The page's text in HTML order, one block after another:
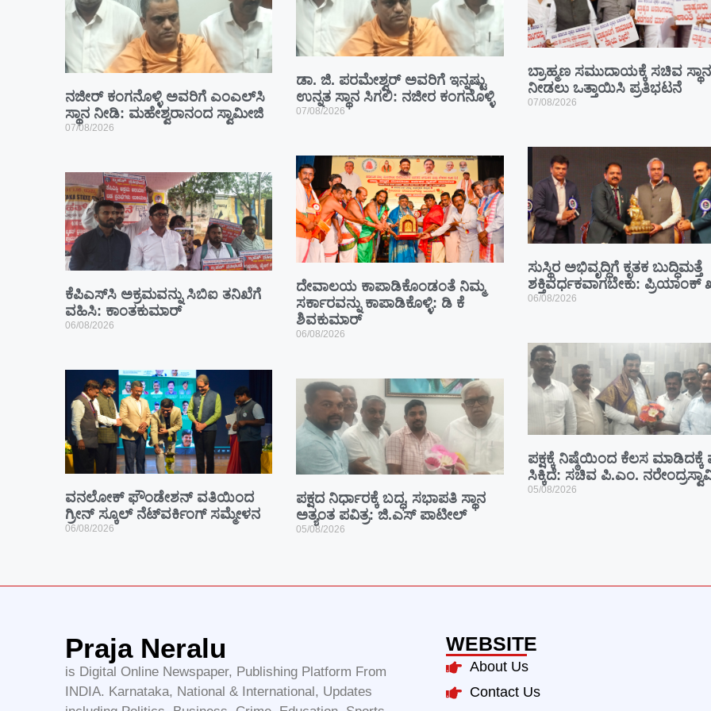
ನಜೀರ್ ಕಂಗನೊಳ್ಳಿ ಅವರಿಗೆ ಎಂಎಲ್‌ಸಿ
ಸ್ಥಾನ ನೀಡಿ: ಮಹೇಶ್ವರಾನಂದ ಸ್ವಾಮೀಜಿ
07/08/2026
ಡಾ. ಜಿ. ಪರಮೇಶ್ವರ್ ಅವರಿಗೆ ಇನ್ನಷ್ಟು
ಉನ್ನತ ಸ್ಥಾನ ಸಿಗಲಿ: ನಜೀರ ಕಂಗನೊಳ್ಳಿ
07/08/2026
ಬ್ರಾಹ್ಮಣ ಸಮುದಾಯಕ್ಕೆ ಸಚಿವ ಸ್ಥಾನ
ನೀಡಲು ಒತ್ತಾಯಿಸಿ ಪ್ರತಿಭಟನೆ
07/08/2026
ಕೆಪಿಎಸ್‍ಸಿ ಅಕ್ರಮವನ್ನು ಸಿಬಿಐ ತನಿಖೆಗೆ
ವಹಿಸಿ: ಕಾಂತಕುಮಾರ್
06/08/2026
ದೇವಾಲಯ ಕಾಪಾಡಿಕೊಂಡಂತೆ ನಿಮ್ಮ
ಸರ್ಕಾರವನ್ನು ಕಾಪಾಡಿಕೊಳ್ಳಿ: ಡಿ ಕೆ
ಶಿವಕುಮಾರ್
06/08/2026
ಸುಸ್ಥಿರ ಅಭಿವೃದ್ಧಿಗೆ ಕೃತಕ ಬುದ್ಧಿಮತ್ತೆ
ಶಕ್ತಿವರ್ಧಕವಾಗಬೇಕು: ಪ್ರಿಯಾಂಕ್
06/08/2026
ವನಲೋಕ್ ಫೌಂಡೇಶನ್ ವತಿಯಿಂದ
ಗ್ರೀನ್ ಸ್ಕೂಲ್ ನೆಟ್‌ವರ್ಕಿಂಗ್ ಸಮ್ಮೇಳನ
06/08/2026
ಪಕ್ಷದ ನಿರ್ಧಾರಕ್ಕೆ ಬದ್ಧ, ಸಭಾಪತಿ ಸ್ಥಾನ
ಅತ್ಯಂತ ಪವಿತ್ರ: ಜಿ.ಎಸ್ ಪಾಟೀಲ್
05/08/2026
ಪಕ್ಷಕ್ಕೆ ನಿಷ್ಠೆಯಿಂದ ಕೆಲಸ ಮಾಡಿದಕ್ಕೆ
ಸಿಕ್ಕಿದೆ: ಸಚಿವ ಪಿ.ಎಂ.
05/08/2026
Praja Neralu
is Digital Online Newspaper, Publishing Platform From
INDIA. Karnataka, National & International, Updates
WEBSITE
About Us
Contact Us